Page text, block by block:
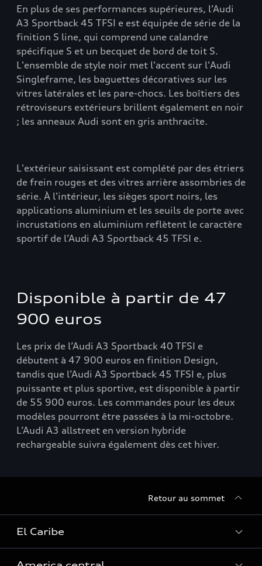
En plus de ses performances supérieures, l’Audi
A3 Sportback 45 TFSI e est équipée de série de la
finition S line, qui comprend une calandre
spécifique S et un becquet de bord de toit S.
L'ensemble de style noir met l'accent sur l'Audi
Singleframe, les baguettes décoratives sur les
vitres latérales et les pare-chocs. Les boîtiers des
rétroviseurs extérieurs brillent également en noir
; les anneaux Audi sont en gris anthracite.
L'extérieur saisissant est complété par des étriers
de frein rouges et des vitres arrière assombries de
série. À l'intérieur, les sièges sport noirs, les
applications aluminium et les seuils de porte avec
incrustations en aluminium reflètent le caractère
sportif de l’Audi A3 Sportback 45 TFSI e.
Disponible à partir de 47
900 euros
Les prix de l’Audi A3 Sportback 40 TFSI e
débutent à 47 900 euros en finition Design,
tandis que l’Audi A3 Sportback 45 TFSI e, plus
puissante et plus sportive, est disponible à partir
de 55 900 euros. Les commandes pour les deux
modèles pourront être passées à la mi-octobre.
L’Audi A3 allstreet en version hybride
rechargeable suivra également dès cet hiver.
Retour au sommet
El Caribe